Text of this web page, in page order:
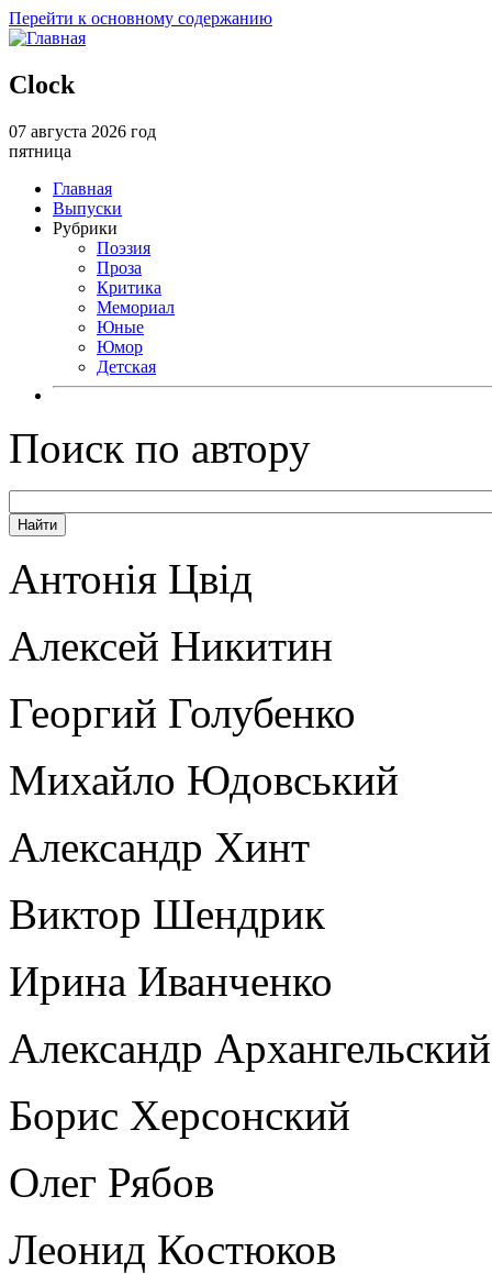
Перейти к основному содержанию
Clock
07 августа 2026 год
пятница
Главная
Выпуски
Рубрики
Поэзия
Проза
Критика
Мемориал
Юные
Юмор
Детская
Поиск по автору
Антонія Цвід
Алексей Никитин
Георгий Голубенко
Михайло Юдовський
Александр Хинт
Виктор Шендрик
Ирина Иванченко
Александр Архангельский
Борис Херсонский
Олег Рябов
Леонид Костюков